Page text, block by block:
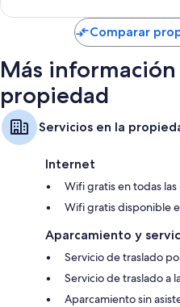
Comparar
Más
propiedad
Servicios en la
Internet
Wifi gratis en todas
Wifi gratis disponible
Aparcamiento y
Servicio de traslado
Servicio de traslado a
Aparcamiento sin